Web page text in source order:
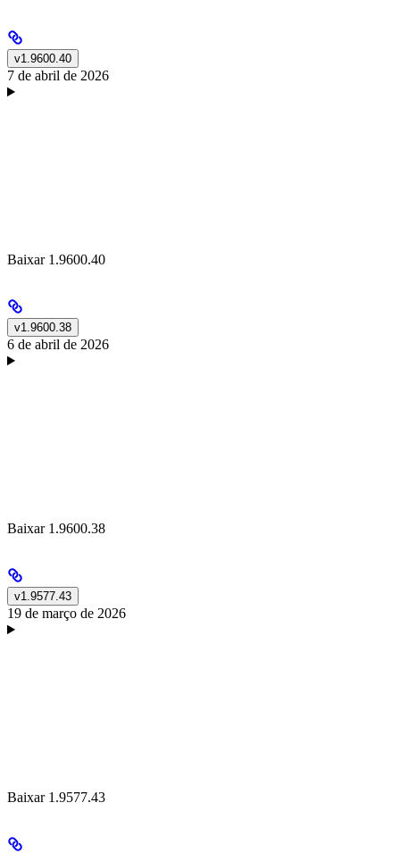
v1.9600.40
7 de abril de 2026
Baixar 1.9600.40
v1.9600.38
6 de abril de 2026
Baixar 1.9600.38
v1.9577.43
19 de março de 2026
Baixar 1.9577.43